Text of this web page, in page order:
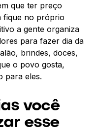
que ter preço
fique no próprio
a gente organiza
para fazer dia da
brindes, doces,
o povo gosta,
para eles.
você
esse